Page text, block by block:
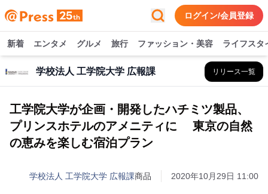
ログイン/会員登録
新着 エンタメ グルメ 旅行 ファッション・美容 ライフスタ
学校法人 工学院大学 広報課 リリース一覧
工学院大学が企画・開発したハチミツ製品、
プリンスホテルのアメニティに 東京の自然
の恵みを楽しむ宿泊プラン
学校法人 工学院大学 広報課商品 2020年10月29日 11:00